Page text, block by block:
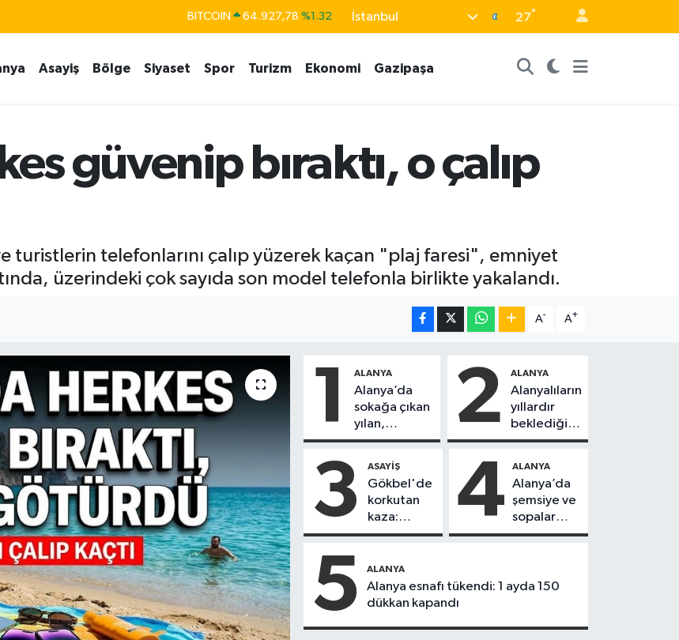
BITCOIN 64.927,78 %1.32
EURO 55,0398 %-0.02
BİST100 13.703 %11
İstanbul 27°
Asayiş Bölge Siyaset Spor Turizm Ekonomi Gazipaşa
güvenip bıraktı, o çalıp
turistlerin telefonlarını çalıp yüzerek kaçan "plaj faresi", emniyet
üzerindeki çok sayıda son model telefonla birlikte yakalandı.
A- A+
1 ALANYA
Alanya’da
sokağa çıkan
yılan,
vatandaşı
2 ALANYA
Alanyalıların
yıllardır
beklediği
yol askıdan
3 ASAYIŞ
Gökbel'de
korkutan
kaza:
Başkanın
motosiklet
çarptı
4 ALANYA
Alanya’da
şemsiye ve
sopalar
havada
5 ALANYA
Alanya esnafı tükendi: 1 ayda 150
dükkan kapandı